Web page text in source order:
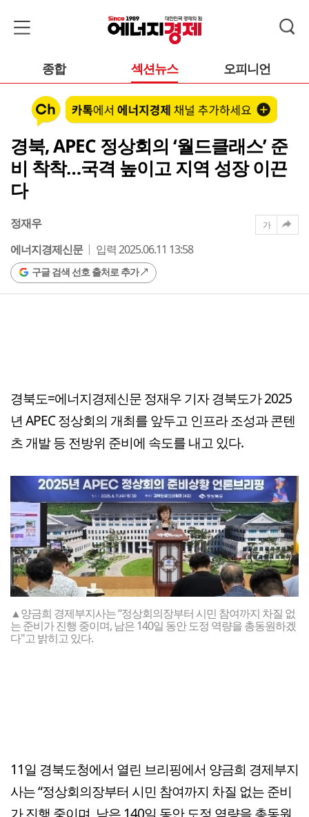
종합 섹션뉴스 오피니언
경북, APEC 정상회의 ‘월드클래스’ 준
비 착착…국격 높이고 지역 성장 이끈
다
정재우
에너지경제신문
입력 2025.06.11 13:58
구글 검색 선호 출처로 추가
가
경북도=에너지경제신문 정재우 기자 경북도가 2025
년 APEC 정상회의 개최를 앞두고 인프라 조성과 콘텐
츠 개발 등 전방위 준비에 속도를 내고 있다.
▲양금희 경제부지사는 “정상회의장부터 시민 참여까지 차질 없
는 준비가 진행 중이며, 남은 140일 동안 도정 역량을 총동원하겠
다"고 밝히고 있다.
11일 경북도청에서 열린 브리핑에서 양금희 경제부지
사는 “정상회의장부터 시민 참여까지 차질 없는 준비
가 진행 중이며, 남은 140일 동안 도정 역량을 총동원